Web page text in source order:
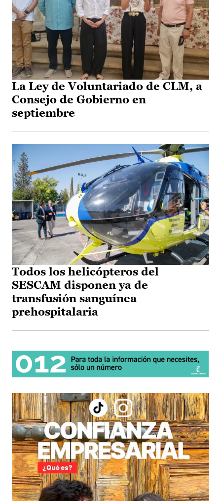
La Ley de Voluntariado de CLM, a
Consejo de Gobierno en
septiembre
Todos los helicópteros del
SESCAM disponen ya de
transfusión sanguínea
prehospitalaria